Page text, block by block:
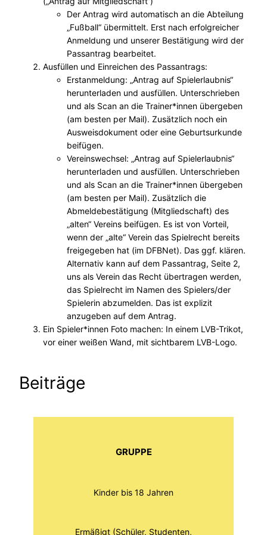
Der Antrag wird automatisch an die Abteilung
„Fußball“ übermittelt. Erst nach erfolgreicher
Anmeldung und unserer Bestätigung wird der
Passantrag bearbeitet.
Ausfüllen und Einreichen des Passantrags:
Erstanmeldung: „Antrag auf Spielerlaubnis“
herunterladen und ausfüllen. Unterschrieben
und als Scan an die Trainer*innen übergeben
(am besten per Mail). Zusätzlich noch ein
Ausweisdokument oder eine Geburtsurkunde
beifügen.
Vereinswechsel: „Antrag auf Spielerlaubnis“
herunterladen und ausfüllen. Unterschrieben
und als Scan an die Trainer*innen übergeben
(am besten per Mail). Zusätzlich die
Abmeldebestätigung (Mitgliedschaft) des
„alten“ Vereins beifügen. Es ist von Vorteil,
wenn der „alte“ Verein das Spielrecht bereits
freigegeben hat (im DFBNet). Das ggf. klären.
Alternativ kann auf dem Passantrag, Seite 2,
uns als Verein das Recht übertragen werden,
das Spielrecht im Namen des Spielers/der
Spielerin abzumelden. Das ist explizit
anzugeben auf dem Antrag.
Ein Spieler*innen Foto machen: In einem LVB-Trikot,
vor einer weißen Wand, mit sichtbarem LVB-Logo.
Beiträge
GRUPPE
Kinder bis 18 Jahren
Ermäßigt (Schüler, Studenten,